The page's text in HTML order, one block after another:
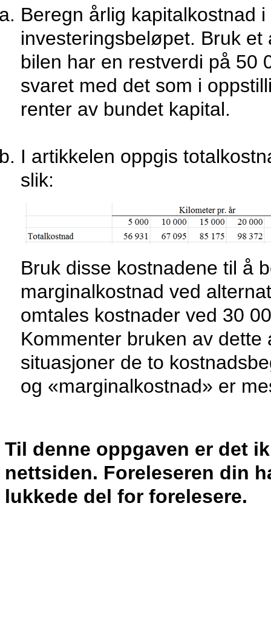
Beregn årlig kapitalkostnad
investeringsbeløpet. Bruk
bilen har en restverdi på 50
svaret med det som i
renter av bundet kapital.
I artikkelen oppgis
slik:
Bruk disse kostnadene til å
marginalkostnad ved
omtales kostnader ved 30
Kommenter bruken av
situasjoner de to
og «marginalkostnad» er
Til denne oppgaven er det
nettsiden. Foreleseren din
lukkede del for forelesere.